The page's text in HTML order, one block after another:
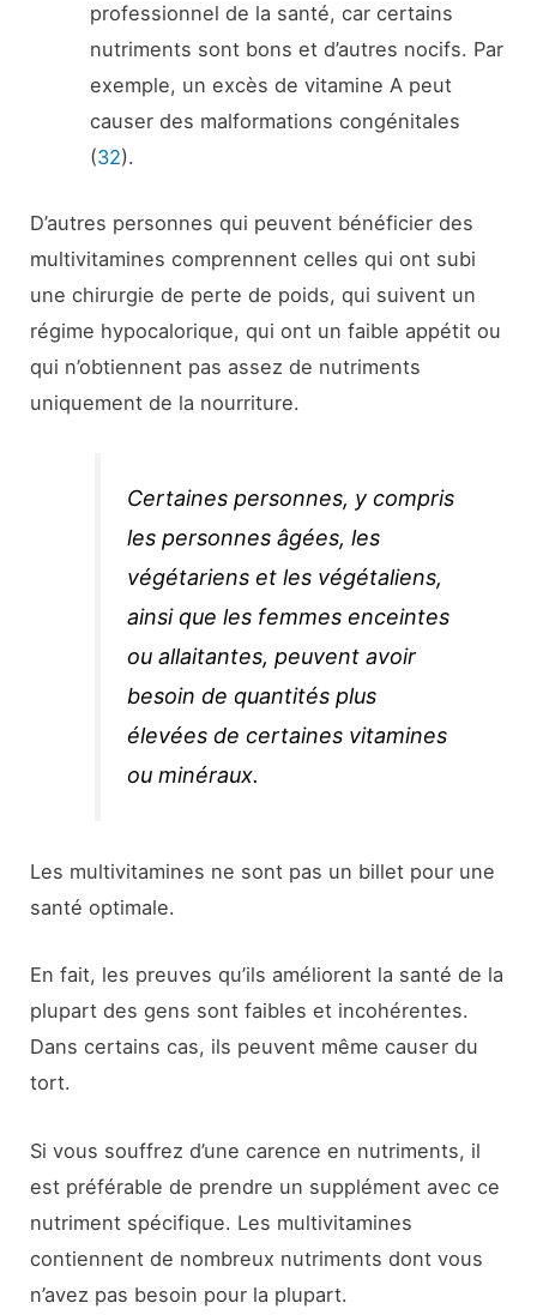
professionnel de la santé, car certains
nutriments sont bons et d’autres nocifs. Par
exemple, un excès de vitamine A peut
causer des malformations congénitales
(32).
D’autres personnes qui peuvent bénéficier des
multivitamines comprennent celles qui ont subi
une chirurgie de perte de poids, qui suivent un
régime hypocalorique, qui ont un faible appétit ou
qui n’obtiennent pas assez de nutriments
uniquement de la nourriture.
Certaines personnes, y compris
les personnes âgées, les
végétariens et les végétaliens,
ainsi que les femmes enceintes
ou allaitantes, peuvent avoir
besoin de quantités plus
élevées de certaines vitamines
ou minéraux.
Les multivitamines ne sont pas un billet pour une
santé optimale.
En fait, les preuves qu’ils améliorent la santé de la
plupart des gens sont faibles et incohérentes.
Dans certains cas, ils peuvent même causer du
tort.
Si vous souffrez d’une carence en nutriments, il
est préférable de prendre un supplément avec ce
nutriment spécifique. Les multivitamines
contiennent de nombreux nutriments dont vous
n’avez pas besoin pour la plupart.